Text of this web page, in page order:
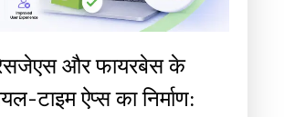
और फायरबेस के
टाइम ऐप्स का निर्माण: